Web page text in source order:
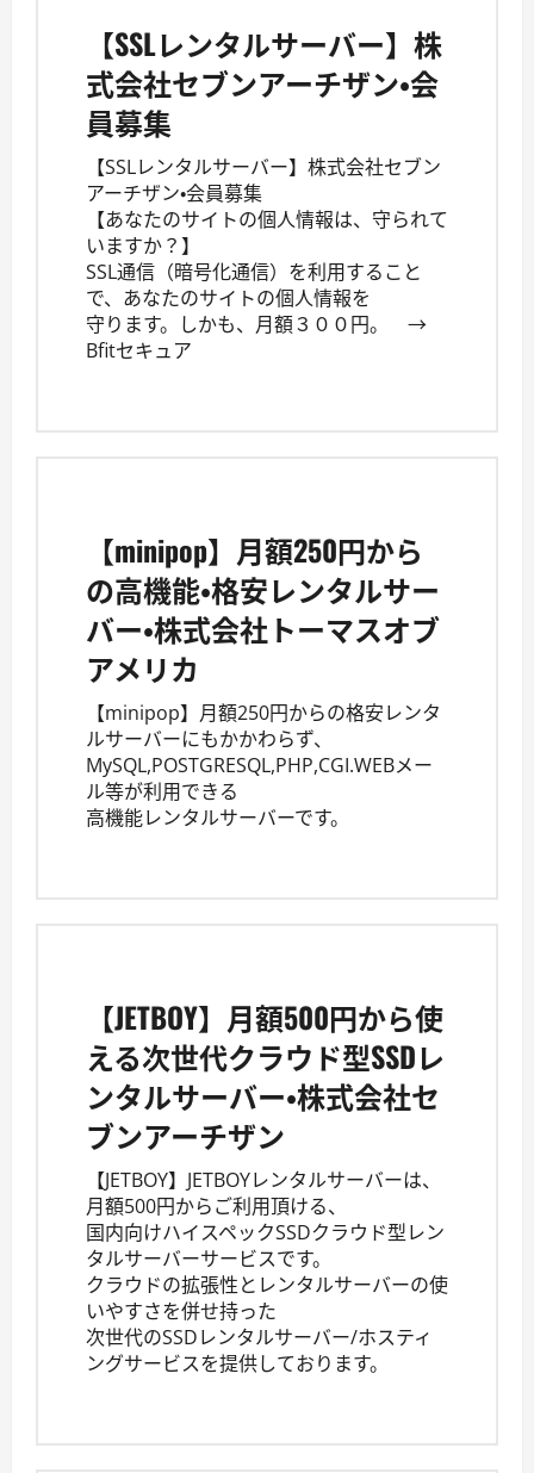
【SSLレンタルサーバー】株
式会社セブンアーチザン・会
員募集
【SSLレンタルサーバー】株式会社セブン
アーチザン・会員募集
【あなたのサイトの個人情報は、守られて
いますか？】
SSL通信（暗号化通信）を利用すること
で、あなたのサイトの個人情報を
守ります。しかも、月額３００円。 →
Bfitセキュア
【minipop】月額250円から
の高機能・格安レンタルサー
バー・株式会社トーマスオブ
アメリカ
【minipop】月額250円からの格安レンタ
ルサーバーにもかかわらず、
MySQL,POSTGRESQL,PHP,CGI.WEBメー
ル等が利用できる
高機能レンタルサーバーです。
【JETBOY】月額500円から使
える次世代クラウド型SSDレ
ンタルサーバー・株式会社セ
ブンアーチザン
【JETBOY】JETBOYレンタルサーバーは、
月額500円からご利用頂ける、
国内向けハイスペックSSDクラウド型レン
タルサーバーサービスです。
クラウドの拡張性とレンタルサーバーの使
いやすさを併せ持った
次世代のSSDレンタルサーバー/ホスティ
ングサービスを提供しております。